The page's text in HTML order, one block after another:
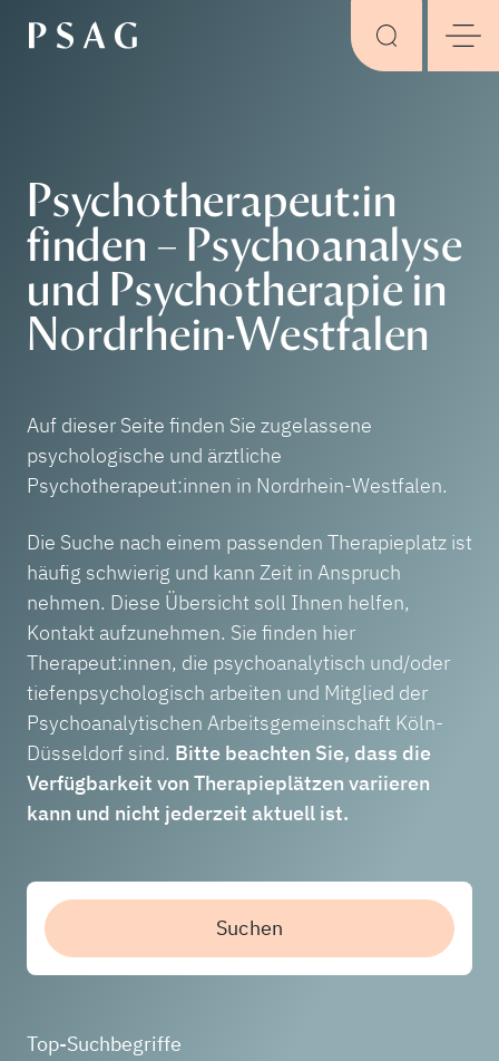
Psychotherapeut:in
finden – Psychoanalyse
und Psychotherapie in
Nordrhein-Westfalen
Auf dieser Seite finden Sie zugelassene
psychologische und ärztliche
Psychotherapeut:innen in Nordrhein-Westfalen.
Die Suche nach einem passenden Therapieplatz ist
häufig schwierig und kann Zeit in Anspruch
nehmen. Diese Übersicht soll Ihnen helfen,
Kontakt aufzunehmen. Sie finden hier
Therapeut:innen, die psychoanalytisch und/oder
tiefenpsychologisch arbeiten und Mitglied der
Psychoanalytischen Arbeitsgemeinschaft Köln-
Düsseldorf sind. Bitte beachten Sie, dass die
Verfügbarkeit von Therapieplätzen variieren
kann und nicht jederzeit aktuell ist.
Suchen
Top-Suchbegriffe